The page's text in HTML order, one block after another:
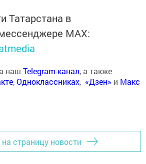
Татарстана в
MАХ:
наш Telegram-канал, а также
,Одноклассниках, «Дзен» и Макс
страницу новости